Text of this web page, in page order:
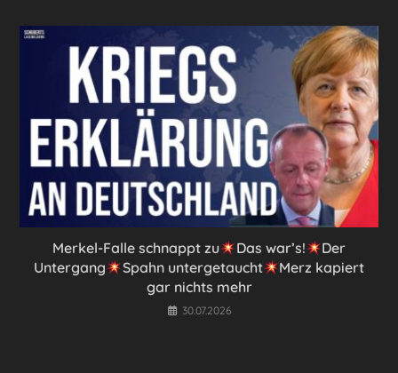
Merkel-Falle schnappt zu Das war’s!
Der
Untergang
Spahn untergetaucht
Merz kapiert
gar nichts mehr
30.07.2026